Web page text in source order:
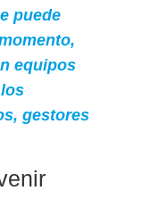
puede
equipos
gestores